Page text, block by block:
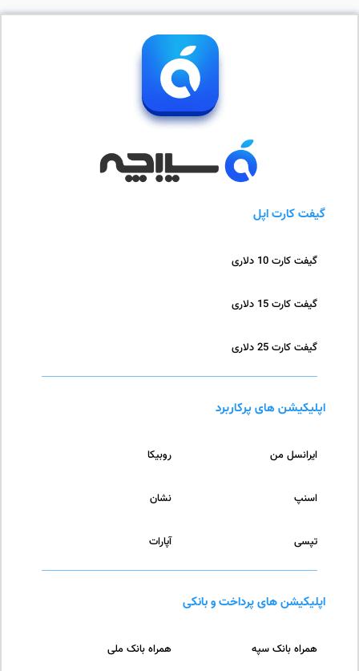
گیفت کارت اپل
گیفت کارت 10 دلاری
گیفت کارت 15 دلاری
گیفت کارت 25 دلاری
اپلیکیشن های پرکاربرد
روبیکا ایرانسل من
نشان اسنپ
آپارات تپسی
اپلیکیشن های پرداخت و بانکی
همراه بانک ملی همراه بانک سپه